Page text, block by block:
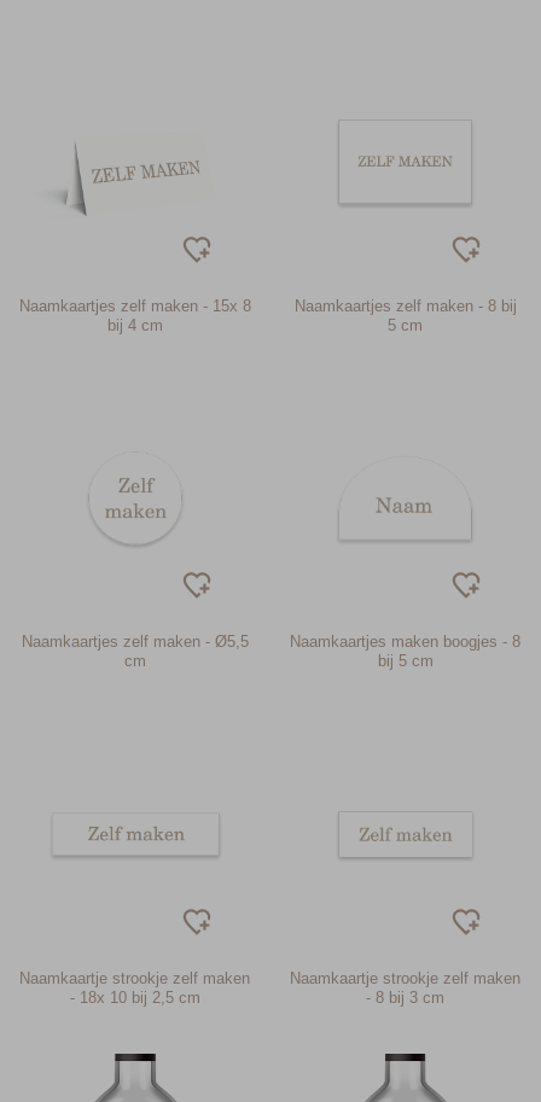
Naamkaartjes zelf maken - 15x 8
bij 4 cm
Naamkaartjes zelf maken - 8 bij
5 cm
Naamkaartjes zelf maken - Ø5,5
cm
Naamkaartjes maken boogjes - 8
bij 5 cm
Naamkaartje strookje zelf maken
- 18x 10 bij 2,5 cm
Naamkaartje strookje zelf maken
- 8 bij 3 cm